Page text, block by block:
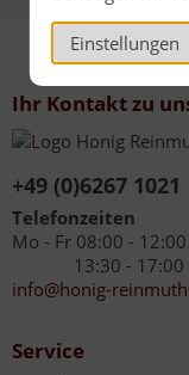
Einstellungen
Ihr Kontakt zu
+49 (0)6267 1021
Telefonzeiten
Mo - Fr 08:00 -
13:30 - 17:00
info@honig-
Service